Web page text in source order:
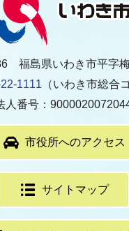
福島県いわき市平字
1111 （いわき市総合
人番号：
市役所へのアクセス
サイトマップ